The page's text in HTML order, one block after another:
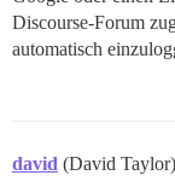
Discourse-Forum
automatisch
david (David Taylor)